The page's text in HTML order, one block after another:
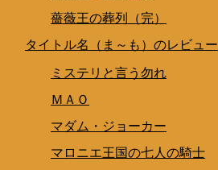
薔薇王の葬列（完）
タイトル名（ま～も）のレビュー
ミステリと言う勿れ
ＭＡＯ
マダム・ジョーカー
マロニエ王国の七人の騎士